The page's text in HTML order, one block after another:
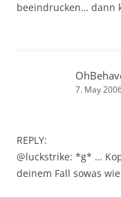
beeindrucken… dann
7. May
REPLY:
@luckstrike: *g* …
deinem Fall sowas